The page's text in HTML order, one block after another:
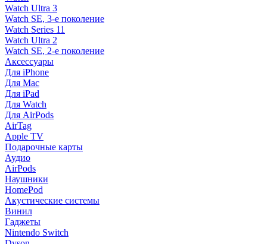
Watch Ultra 3
Watch SE, 3-е поколение
Watch Series 11
Watch Ultra 2
Watch SE, 2-е поколение
Аксессуары
Для iPhone
Для Mac
Для iPad
Для Watch
Для AirPods
AirTag
Apple TV
Подарочные карты
Аудио
AirPods
Наушники
HomePod
Акустические системы
Винил
Гаджеты
Nintendo Switch